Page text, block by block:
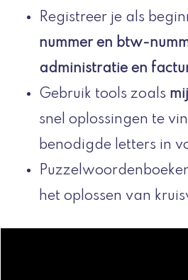
Registreer je als
nummer en btw-
administratie en
Gebruik tools zoals
snel oplossingen te
benodigde letters in
het oplossen van